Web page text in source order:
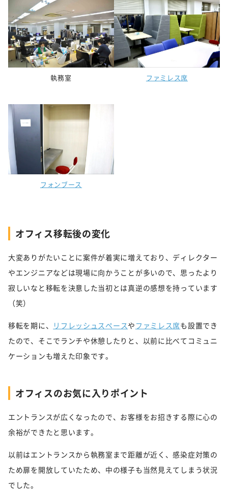
執務室 ファミレス席
フォンブース
オフィス移転後の変化
大変ありがたいことに案件が着実に増えており、ディレクター
やエンジニアなどは現場に向かうことが多いので、思ったより
寂しいなと移転を決意した当初とは真逆の感想を持っています
（笑）
移転を期に、 リフレッシュスペースや ファミレス席も設置でき
たので、そこでランチや休憩したりと、以前に比べてコミュニ
ケーションも増えた印象です。
オフィスのお気に入りポイント
エントランスが広くなったので、お客様をお招きする際に心の
余裕ができたと思います。
以前はエントランスから執務室まで距離が近く、感染症対策の
ため扉を開放していたため、中の様子も当然見えてしまう状況
でした。